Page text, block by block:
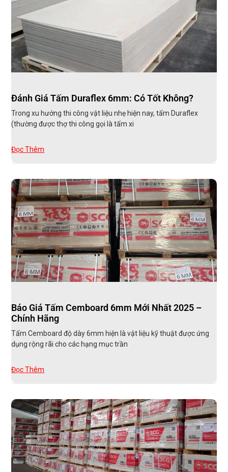
Đánh Giá Tấm Duraflex 6mm: Có Tốt Không?
Trong xu hướng thi công vật liệu nhẹ hiện nay, tấm Duraflex
(thường được thợ thi công gọi là tấm xi
Đọc Thêm
Báo Giá Tấm Cemboard 6mm Mới Nhất 2025 –
Chính Hãng
Tấm Cemboard độ dày 6mm hiện là vật liệu kỹ thuật được ứng
dụng rộng rãi cho các hạng mục trần
Đọc Thêm